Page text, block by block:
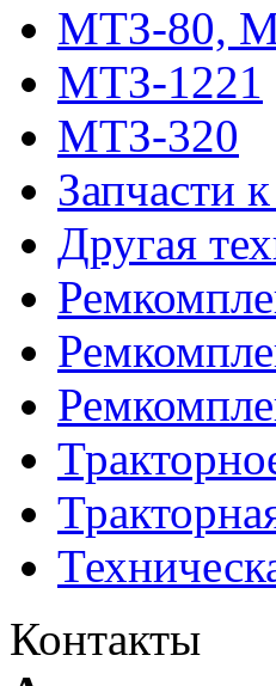
МТЗ-80,
МТЗ-1221
МТЗ-320
Запчасти
Другая
Контакты